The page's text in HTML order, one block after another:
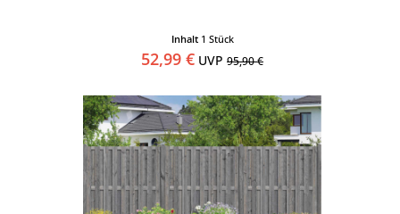
Inhalt 1 Stück
52,99 € UVP 95,90 €